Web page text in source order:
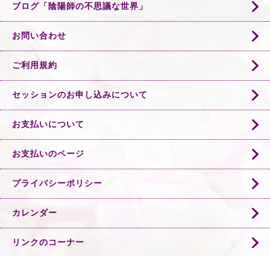
ブログ「陰陽師の不思議な世界」
お問い合わせ
ご利用規約
セッションのお申し込みについて
お支払いについて
お支払いのページ
プライバシーポリシー
カレンダー
リンクのコーナー